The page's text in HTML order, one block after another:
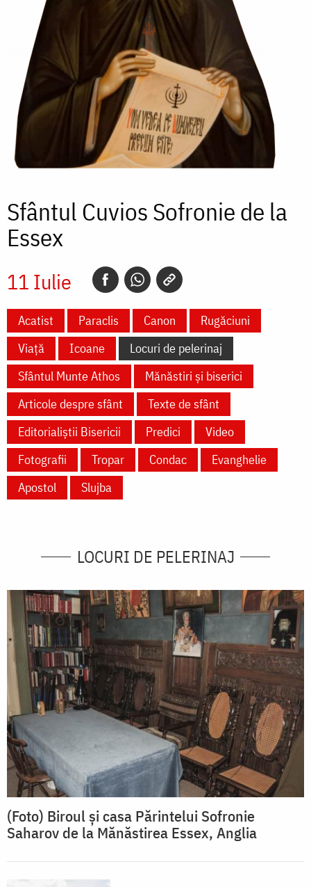
Sfântul Cuvios Sofronie de la
Essex
11 Iulie
Acatist Paraclis Canon
Rugăciuni
Viață
Icoane
Locuri de pelerinaj
Sfântul Munte Athos
Mănăstiri și biserici
Articole despre sfânt
Texte de sfânt
Editorialiștii Bisericii
Predici
Video
Fotografii
Tropar Condac
Evanghelie
Apostol
Slujba
LOCURI DE PELERINAJ
(Foto) Biroul și casa Părintelui Sofronie
Saharov de la Mănăstirea Essex, Anglia